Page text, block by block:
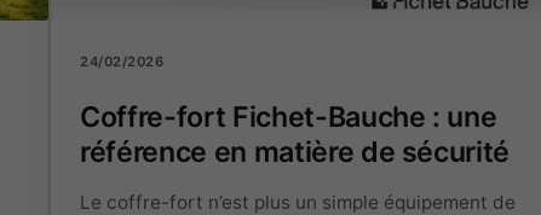
Coffre-fort Fichet-Bauche : une
référence en matière de sécurité
24/02/2026
Le coffre-fort n’est plus un simple équipement de